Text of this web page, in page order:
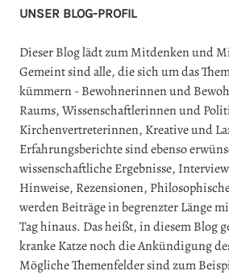
UNSER BLOG-PROFIL
Dieser Blog lädt zum Mitdenken und
Gemeint sind alle, die sich um das
kümmern - Bewohnerinnen und
Raums, Wissenschaftlerinnen und
Kirchenvertreterinnen, Kreative und
Erfahrungsberichte sind ebenso
wissenschaftliche Ergebnisse,
Hinweise, Rezensionen,
werden Beiträge in begrenzter Länge
Tag hinaus. Das heißt, in diesem Blog
kranke Katze noch die Ankündigung
Mögliche Themenfelder sind zum